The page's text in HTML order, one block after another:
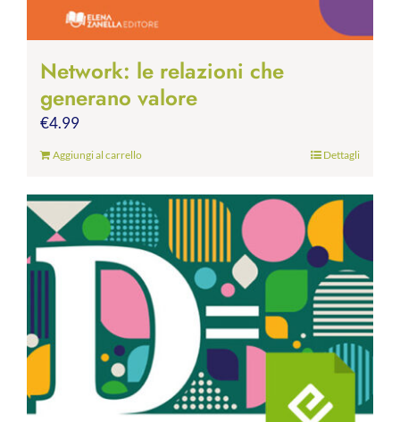
Network: le relazioni che
generano valore
€4.99
Aggiungi al carrello Dettagli